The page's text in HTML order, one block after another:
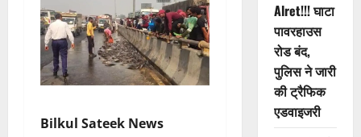
Bilkul Sateek News
Alret!!! घाटा
पावरहाउस
रोड बंद,
पुलिस ने जारी
की ट्रैफिक
एडवाइजरी